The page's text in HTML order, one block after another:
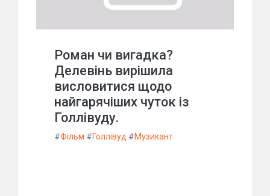
Роман чи вигадка?
Делевінь вирішила
висловитися щодо
найгарячіших чуток із
Голлівуду.
#Фільм #Голлівуд #Музикант